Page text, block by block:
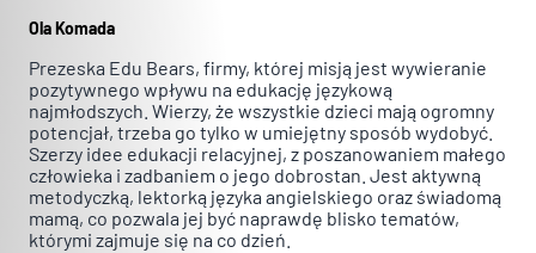
Ola Komada
Prezeska Edu Bears, firmy, której misją jest wywieranie
pozytywnego wpływu na edukację językową
najmłodszych. Wierzy, że wszystkie dzieci mają ogromny
potencjał, trzeba go tylko w umiejętny sposób wydobyć.
Szerzy idee edukacji relacyjnej, z poszanowaniem małego
człowieka i zadbaniem o jego dobrostan. Jest aktywną
metodyczką, lektorką języka angielskiego oraz świadomą
mamą, co pozwala jej być naprawdę blisko tematów,
którymi zajmuje się na co dzień.